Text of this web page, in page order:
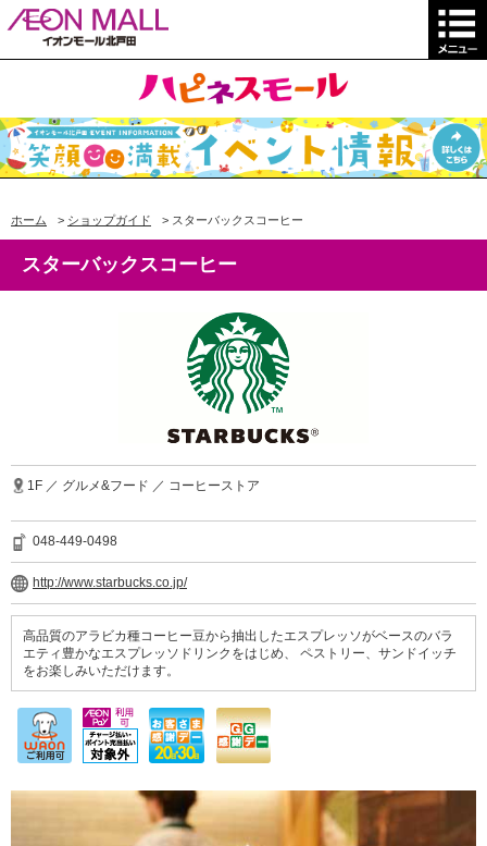
ホーム > ショップガイド > スターバックスコーヒー
スターバックスコーヒー
1F ／ グルメ&フード ／ コーヒーストア
048-449-0498
http://www.starbucks.co.jp/
高品質のアラビカ種コーヒー豆から抽出したエスプレッソがベースのバラ
エティ豊かなエスプレッソドリンクをはじめ、 ペストリー、サンドイッチ
をお楽しみいただけます。